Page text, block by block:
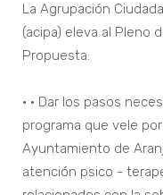
La Agrupación
(acipa) eleva al Pleno
Propuesta:
• • Dar los pasos
programa que vele
Ayuntamiento de
atención psico -